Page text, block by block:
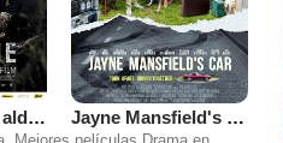
El secreto de la aldea Jayne Mansfield's Car